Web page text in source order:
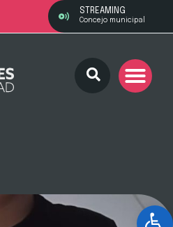
STREAMING
Concejo municipal